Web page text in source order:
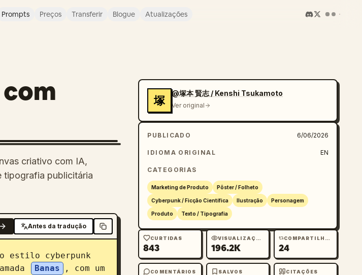
Prompts Preços Transferir Blogue Atualizações
criativo com IA,
tipografia publicitária
Antes da tradução
estilo cyberpunk
Banas
, com um
塚
@塚本 賢志 / Kenshi Tsukamoto
Ver original
PUBLICADO 6/06/2026
IDIOMA ORIGINAL EN
CATEGORIAS
Marketing de Produto Pôster / Folheto
Cyberpunk / Ficção Científica Ilustração Personagem
Produto Texto / Tipografia
CURTIDAS
843
VISUALIZAÇÕES
196.2K
COMPARTILHAMENTOS
24
COMENTÁRIOS SALVOS CITAÇÕES